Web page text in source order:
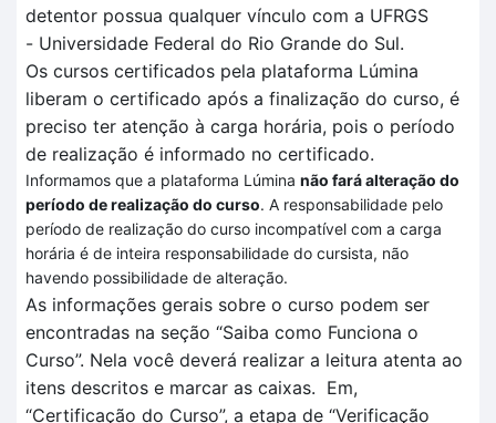
detentor possua qualquer vínculo com a UFRGS
- Universidade Federal do Rio Grande do Sul.
Os cursos certificados pela plataforma Lúmina
liberam o certificado após a finalização do curso, é
preciso ter atenção à carga horária, pois o período
de realização é informado no certificado.
Informamos que a plataforma Lúmina não fará alteração do
período de realização do curso. A responsabilidade pelo
período de realização do curso incompatível com a carga
horária é de inteira responsabilidade do cursista, não
havendo possibilidade de alteração.
As informações gerais sobre o curso podem ser
encontradas na seção “Saiba como Funciona o
Curso”. Nela você deverá realizar a leitura atenta ao
itens descritos e marcar as caixas. Em,
“Certificação do Curso”, a etapa de “Verificação